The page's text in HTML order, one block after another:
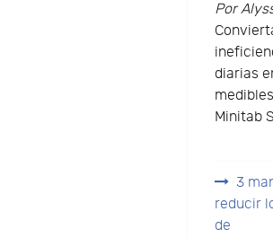
Por
diarias
Minitab
3
reducir
de